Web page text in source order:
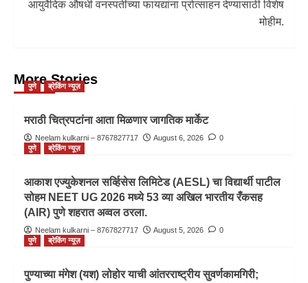
आयुर्वेदिक औषधी वनस्पतींच्या फायद्यांना प्रोत्साहन देण्यासाठी विशेष
मोहीम.
More Stories
पुणे ब्रेकिंग न्यूज़
मराठी चित्रपटांना आता मिळणार जागतिक मार्केट
Neelam kulkarni – 8767827717 August 6, 2026
0
पुणे
ब्रेकिंग न्यूज़
आकाश एज्युकेशनल सर्व्हिसेस लिमिटेड (AESL) चा विद्यार्थी पाटील
सोहम NEET UG 2026 मध्ये 53 व्या अखिल भारतीय रँकसह
(AIR) पुणे शहरात अव्वल ठरला.
Neelam kulkarni – 8767827717 August 5, 2026
0
पुणे
ब्रेकिंग न्यूज़
पुण्याच्या मंगेश (यश) लोहोर याची आंतरराष्ट्रीय सुवर्णकामगिरी;